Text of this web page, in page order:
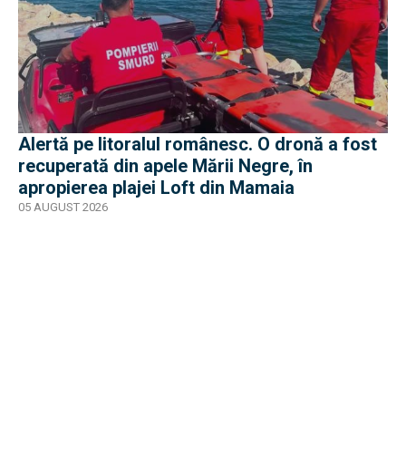
Alertă pe litoralul românesc. O dronă a fost
recuperată din apele Mării Negre, în
apropierea plajei Loft din Mamaia
05 AUGUST 2026